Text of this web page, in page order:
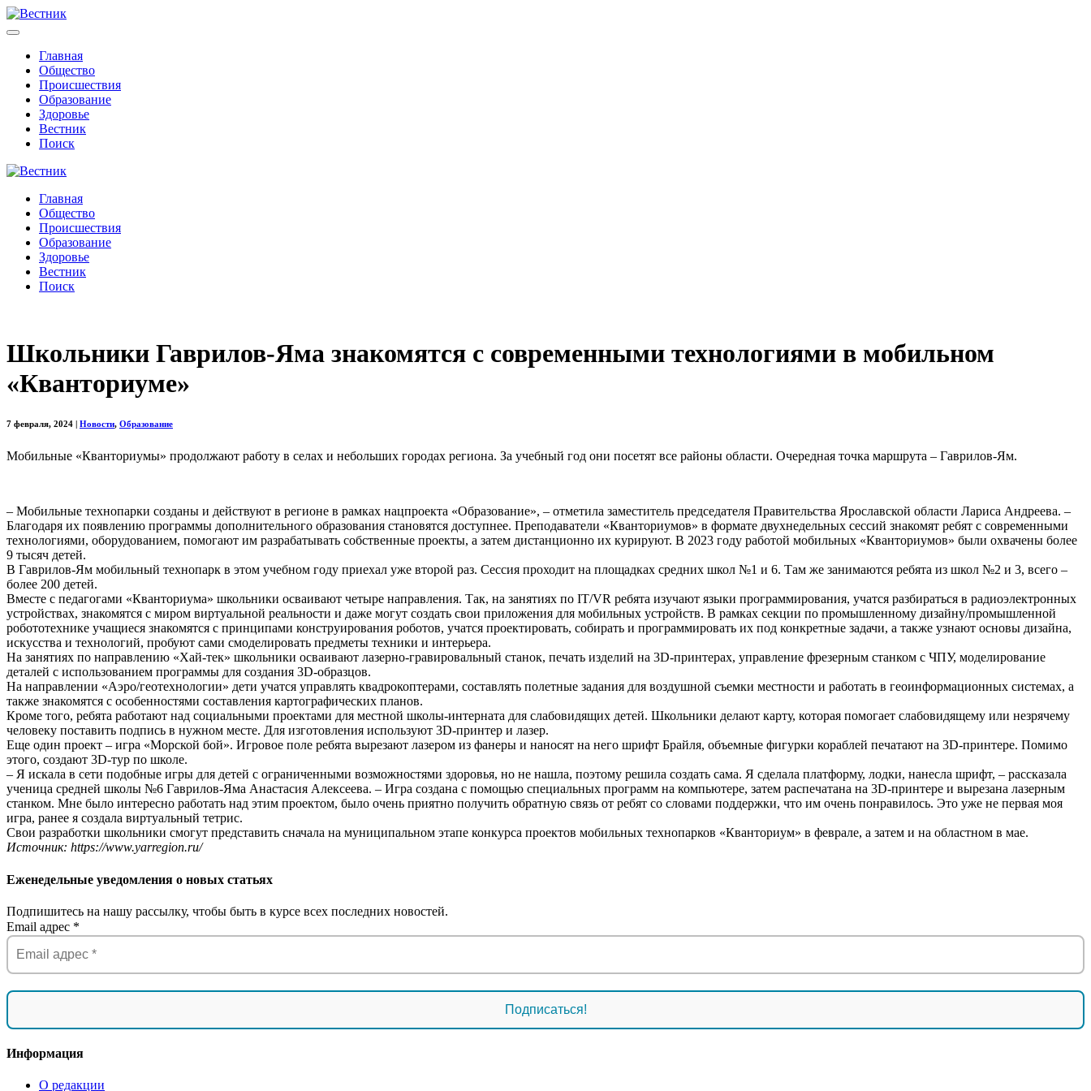
Главная
Общество
Происшествия
Образование
Здоровье
Вестник
Поиск
Главная
Общество
Происшествия
Образование
Здоровье
Вестник
Поиск
Школьники Гаврилов-Яма знакомятся с современными технологиями в мобильном
«Кванториуме»
7 февраля, 2024 Новости, Образование
Мобильные «Кванториумы» продолжают работу в селах и небольших городах региона. За учебный год они посетят все районы области. Очередная точка маршрута – Гаврилов-Ям.
– Мобильные технопарки созданы и действуют в регионе в рамках нацпроекта «Образование», – отметила заместитель председателя Правительства Ярославской области Лариса Андреева. –
Благодаря их появлению программы дополнительного образования становятся доступнее. Преподаватели «Кванториумов» в формате двухнедельных сессий знакомят ребят с современными
технологиями, оборудованием, помогают им разрабатывать собственные проекты, а затем дистанционно их курируют. В 2023 году работой мобильных «Кванториумов» были охвачены более
9 тысяч детей.
В Гаврилов-Ям мобильный технопарк в этом учебном году приехал уже второй раз. Сессия проходит на площадках средних школ №1 и 6. Там же занимаются ребята из школ №2 и 3, всего –
более 200 детей.
Вместе с педагогами «Кванториума» школьники осваивают четыре направления. Так, на занятиях по IT/VR ребята изучают языки программирования, учатся разбираться в радиоэлектронных
устройствах, знакомятся с миром виртуальной реальности и даже могут создать свои приложения для мобильных устройств. В рамках секции по промышленному дизайну/промышленной
робототехнике учащиеся знакомятся с принципами конструирования роботов, учатся проектировать, собирать и программировать их под конкретные задачи, а также узнают основы дизайна,
искусства и технологий, пробуют сами смоделировать предметы техники и интерьера.
На занятиях по направлению «Хай-тек» школьники осваивают лазерно-гравировальный станок, печать изделий на 3D-принтерах, управление фрезерным станком с ЧПУ, моделирование
деталей с использованием программы для создания 3D-образцов.
На направлении «Аэро/геотехнологии» дети учатся управлять квадрокоптерами, составлять полетные задания для воздушной съемки местности и работать в геоинформационных системах, а
также знакомятся с особенностями составления картографических планов.
Кроме того, ребята работают над социальными проектами для местной школы-интерната для слабовидящих детей. Школьники делают карту, которая помогает слабовидящему или незрячему
человеку поставить подпись в нужном месте. Для изготовления используют 3D-принтер и лазер.
Еще один проект – игра «Морской бой». Игровое поле ребята вырезают лазером из фанеры и наносят на него шрифт Брайля, объемные фигурки кораблей печатают на 3D-принтере. Помимо
этого, создают 3D-тур по школе.
– Я искала в сети подобные игры для детей с ограниченными возможностями здоровья, но не нашла, поэтому решила создать сама. Я сделала платформу, лодки, нанесла шрифт, – рассказала
ученица средней школы №6 Гаврилов-Яма Анастасия Алексеева. – Игра создана с помощью специальных программ на компьютере, затем распечатана на 3D-принтере и вырезана лазерным
станком. Мне было интересно работать над этим проектом, было очень приятно получить обратную связь от ребят со словами поддержки, что им очень понравилось. Это уже не первая моя
игра, ранее я создала виртуальный тетрис.
Свои разработки школьники смогут представить сначала на муниципальном этапе конкурса проектов мобильных технопарков «Кванториум» в феврале, а затем и на областном в мае.
Источник: https://www.yarregion.ru/
Еженедельные уведомления о новых статьях
Подпишитесь на нашу рассылку, чтобы быть в курсе всех последних новостей.
Email адрес *
Информация
О редакции